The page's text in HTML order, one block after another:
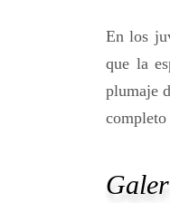
En los
que la
plumaje
completo